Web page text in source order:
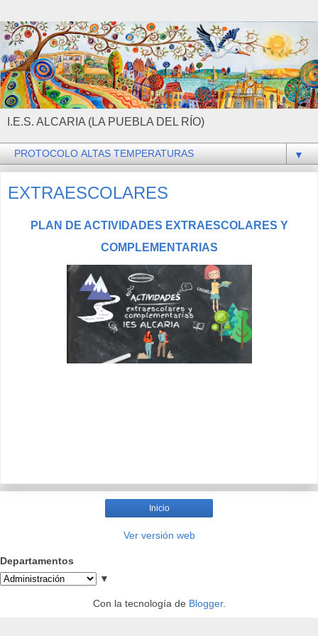
I.E.S. ALCARIA (LA PUEBLA DEL RÍO)
▼
EXTRAESCOLARES
PLAN DE ACTIVIDADES EXTRAESCOLARES Y
COMPLEMENTARIAS
Inicio
Ver versión web
Departamentos
▼
Con la tecnología de Blogger.